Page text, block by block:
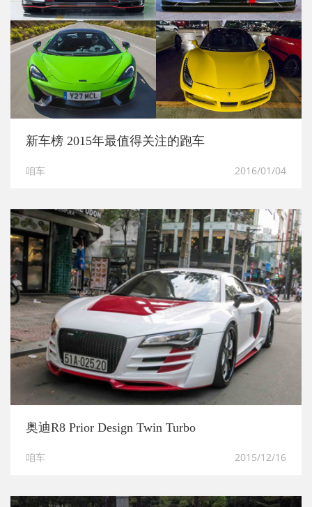
新车榜 2015年最值得关注的跑车
咱车 2016/01/04
奥迪R8 Prior Design Twin Turbo
咱车 2015/12/16